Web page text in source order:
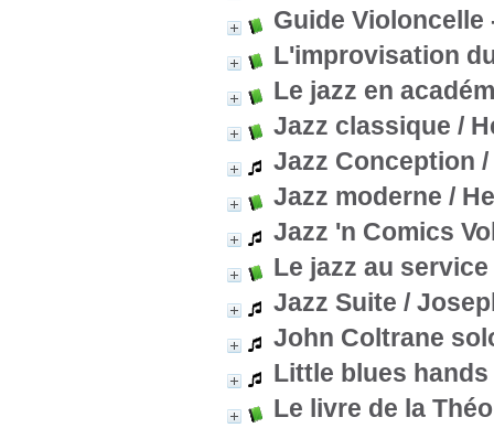
Guide Violoncelle
L'improvisation
Le jazz en
Jazz classique /
Jazz Conception
Jazz moderne /
Jazz 'n Comics
Le jazz au
Jazz Suite /
John Coltrane
Little blues hands
Le livre de la